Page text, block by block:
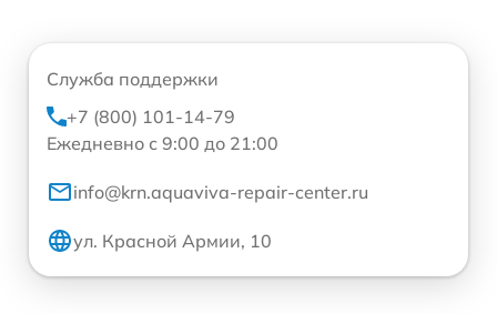
Служба поддержки
+7 (800) 101-14-79
Ежедневно с 9:00 до 21:00
info@krn.aquaviva-repair-center.ru
ул. Красной Армии, 10